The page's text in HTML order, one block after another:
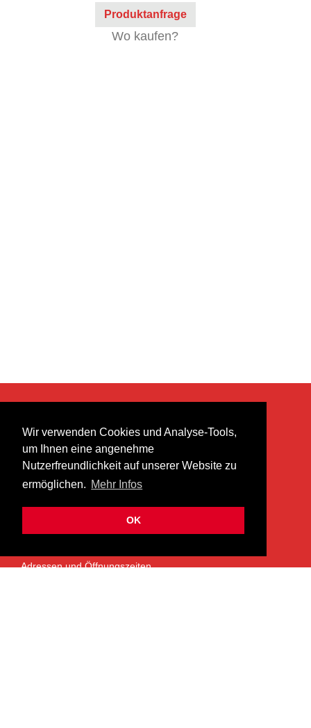
Wir verwenden Cookies und Analyse-Tools,
um Ihnen eine angenehme
Nutzerfreundlichkeit auf unserer Website zu
ermöglichen. Mehr Infos
OK
Produktanfrage
Wo kaufen?
heer musik ag
Lättenstrasse 35
8952 Schlieren
info@heermusic.com
ÜBER UNS
Adressen und Öffnungszeiten